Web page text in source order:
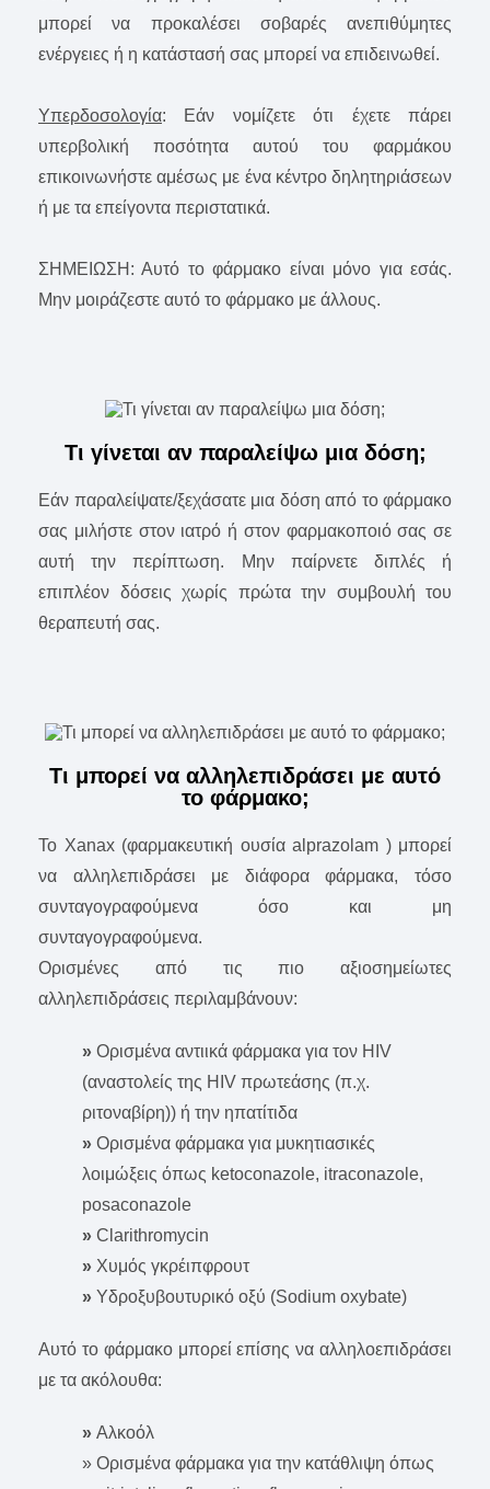
μπορεί να προκαλέσει σοβαρές ανεπιθύμητες
ενέργειες ή η κατάστασή σας μπορεί να επιδεινωθεί.
Υπερδοσολογία: Εάν νομίζετε ότι έχετε πάρει
υπερβολική ποσότητα αυτού του φαρμάκου
επικοινωνήστε αμέσως με ένα κέντρο δηλητηριάσεων
ή με τα επείγοντα περιστατικά.
ΣΗΜΕΙΩΣΗ: Αυτό το φάρμακο είναι μόνο για εσάς.
Μην μοιράζεστε αυτό το φάρμακο με άλλους.
Τι γίνεται αν παραλείψω μια δόση;
Εάν παραλείψατε/ξεχάσατε μια δόση από το φάρμακο
σας μιλήστε στον ιατρό ή στον φαρμακοποιό σας σε
αυτή την περίπτωση. Μην παίρνετε διπλές ή
επιπλέον δόσεις χωρίς πρώτα την συμβουλή του
θεραπευτή σας.
Τι μπορεί να αλληλεπιδράσει με αυτό
το φάρμακο;
Το Xanax (φαρμακευτική ουσία alprazolam ) μπορεί
να αλληλεπιδράσει με διάφορα φάρμακα, τόσο
συνταγογραφούμενα όσο και μη
συνταγογραφούμενα.
Ορισμένες από τις πιο αξιοσημείωτες
αλληλεπιδράσεις περιλαμβάνουν:
» Ορισμένα αντιικά φάρμακα για τον HIV
(αναστολείς της HIV πρωτεάσης (π.χ.
ριτοναβίρη)) ή την ηπατίτιδα
» Ορισμένα φάρμακα για μυκητιασικές
λοιμώξεις όπως ketoconazole, itraconazole,
posaconazole
» Clarithromycin
» Χυμός γκρέιπφρουτ
» Υδροξυβουτυρικό οξύ (Sodium oxybate)
Αυτό το φάρμακο μπορεί επίσης να αλληλοεπιδράσει
με τα ακόλουθα:
» Αλκοόλ
» Ορισμένα φάρμακα για την κατάθλιψη όπως